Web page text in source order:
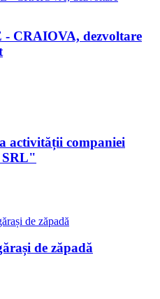
CRAIOVA, dezvoltare
activității companiei
de zăpadă